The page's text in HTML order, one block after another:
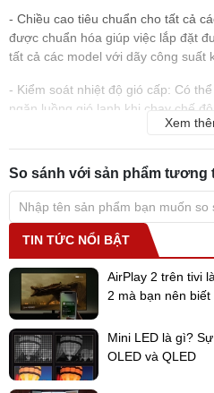
- Chiều cao tiêu chuẩn cho tất cả
được chuẩn hóa giúp việc lắp đặt
tất cả các model với dãy công suất
- Kiểm soát nhiệt độ gió cấp: Có
ngăn luồng gió lạnh khi chạy chế
thiết kế quạt hiệu suất lớn giúp
Dođiều hòa trung tâmlà sản phẩm
hãng để có giá tốt nhất cho dự án.
lòng liên hệ tới hotline 091 6332
003 để được hỗ trợ tư vấn, thiết kế
nhanh nhất.
Quý khách có thể tham khảo thêm
được phân phối bởi Điện máy 247
website:dienmayonline247.com-
Xem
So sánh với sản phẩm tương
TIN TỨC NỔI BẬT
AirPlay 2 trên tivi
2 mà bạn nên biết
Mini LED là gì?
OLED và QLED